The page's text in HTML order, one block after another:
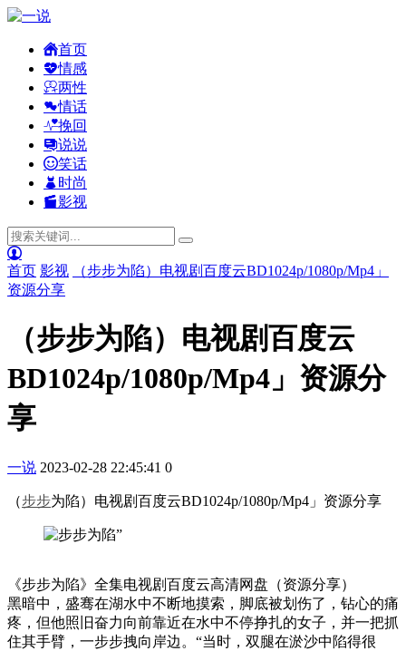
首页
情感
两性
情话
挽回
说说
笑话
时尚
影视
首页 影视
（步步为陷）电视剧百度云BD1024p/1080p/Mp4」
资源分享
（步步为陷）电视剧百度云
BD1024p/1080p/Mp4」资源分
享
一说 2023-02-28 22:45:41 0
（步步为陷）电视剧百度云BD1024p/1080p/Mp4」资源分享
《步步为陷》全集电视剧百度云高清网盘（资源分享）
黑暗中，盛骞在湖水中不断地摸索，脚底被划伤了，钻心的痛
疼，但他照旧奋力向前靠近在水中不停挣扎的女子，并一把抓
住其手臂，一步步拽向岸边。“当时，双腿在淤沙中陷得很